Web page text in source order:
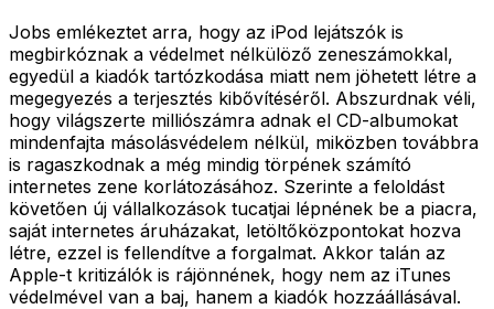
Jobs emlékeztet arra, hogy az iPod lejátszók is
megbirkóznak a védelmet nélkülöző zeneszámokkal,
egyedül a kiadók tartózkodása miatt nem jöhetett létre a
megegyezés a terjesztés kibővítéséről. Abszurdnak véli,
hogy világszerte milliószámra adnak el CD-albumokat
mindenfajta másolásvédelem nélkül, miközben továbbra
is ragaszkodnak a még mindig törpének számító
internetes zene korlátozásához. Szerinte a feloldást
követően új vállalkozások tucatjai lépnének be a piacra,
saját internetes áruházakat, letöltőközpontokat hozva
létre, ezzel is fellendítve a forgalmat. Akkor talán az
Apple-t kritizálók is rájönnének, hogy nem az iTunes
védelmével van a baj, hanem a kiadók hozzáállásával.